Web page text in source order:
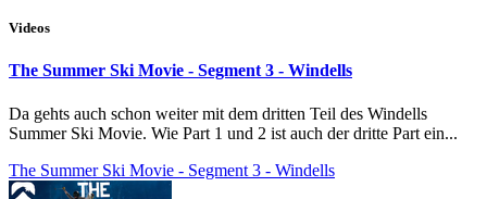
Videos
The Summer Ski Movie - Segment 3 - Windells
Da gehts auch schon weiter mit dem dritten Teil des Windells
Summer Ski Movie. Wie Part 1 und 2 ist auch der dritte Part ein...
The Summer Ski Movie - Segment 3 - Windells